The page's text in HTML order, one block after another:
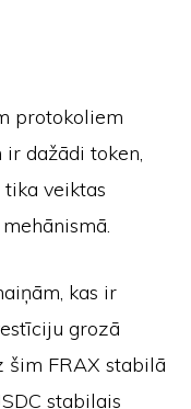
protokoliem
dažādi token,
veiktas
kas ir
grozā
šim FRAX stabilā
stabilais